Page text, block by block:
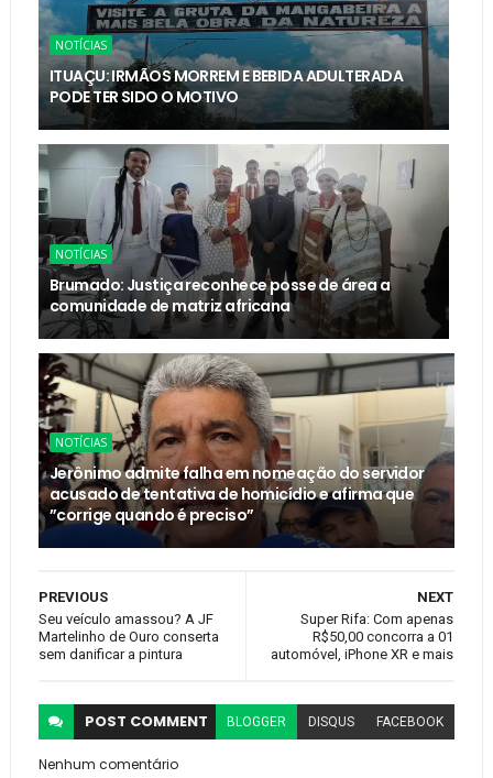
NOTÍCIAS
ITUAÇU: IRMÃOS MORREM E BEBIDA ADULTERADA
PODE TER SIDO O MOTIVO
NOTÍCIAS
Brumado: Justiça reconhece posse de área a
comunidade de matriz africana
NOTÍCIAS
Jerônimo admite falha em nomeação do servidor
acusado de tentativa de homicídio e afirma que
”corrige quando é preciso”
NEXT
Super Rifa: Com apenas
R$50,00 concorra a 01
automóvel, iPhone XR e mais
PREVIOUS
Seu veículo amassou? A JF
Martelinho de Ouro conserta
sem danificar a pintura
POST COMMENT BLOGGER DISQUS FACEBOOK
Nenhum comentário